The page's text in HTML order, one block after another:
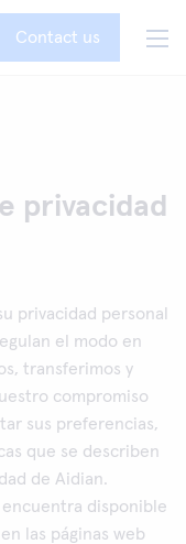
Contact us
privacidad
privacidad personal
el modo en
transferimos y
compromiso
sus preferencias,
que se describen
de Aidian.
disponible
las páginas web